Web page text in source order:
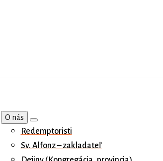
O nás
Redemptoristi
Sv. Alfonz – zakladateľ